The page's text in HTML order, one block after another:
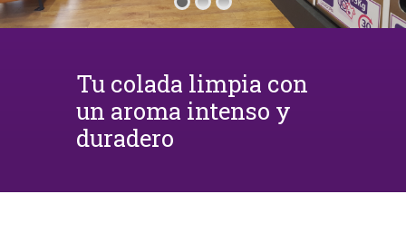
Tu colada limpia con
un aroma intenso y
duradero